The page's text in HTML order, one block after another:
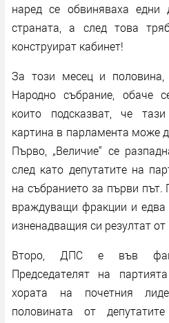
наред се обвиняваха едни
страната, а след това
конструират кабинет!
За този месец и
Народно събрание, обаче
които подсказват, че
картина в парламента може
Първо, „Величие“ се
след като депутатите на
на събранието за първи път.
враждуващи фракции и
изненадващия си резултат
Второ, ДПС е във
Председателят на
хората на почетния
половината от